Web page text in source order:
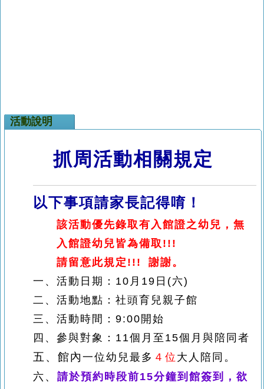
活動說明
抓周活動相關規定
以下事項請家長記得唷！
該活動優先錄取有入館證之幼兒，無
入館證幼兒皆為備取!!!
請留意此規定!!! 謝謝。
一、活動日期： 10月19日(六)
二、 活動地點：社頭育兒親子館
三、活動時間：9:00開始
四、 參與對象：11個月至15個月與陪同者
五、館內 一位幼兒最多 ４位 大人陪同 。
六 、 請於預約時段前15分鐘到館簽到，欲